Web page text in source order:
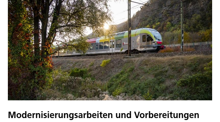
Modernisierungsarbeiten und Vorbereitungen